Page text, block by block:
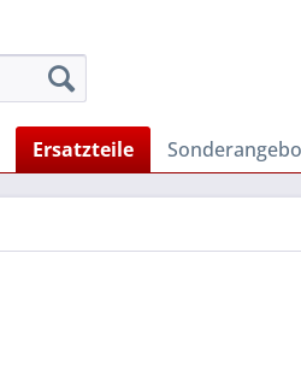
Ersatzteile